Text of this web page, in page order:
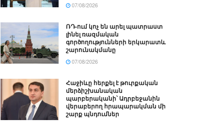
07/08/2026
ՌԴ-ում կոչ են արել պատրաստ
լինել ռազմական
գործողությունների երկարատև
շարունակմանը
07/08/2026
Հաջիևը հերքել է թուրքական
մերձիշխանական
պարբերականի՝ Ադրբեջանին
վերաբերող հրապարակման մի
շարք պնդումներ